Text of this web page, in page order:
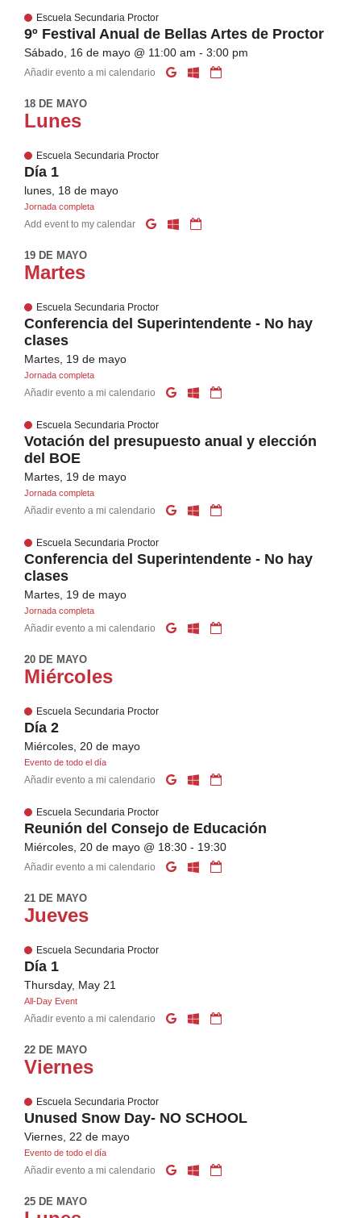
Escuela Secundaria Proctor
9º Festival Anual de Bellas Artes de Proctor
Sábado, 16 de mayo @ 11:00 am - 3:00 pm
Añadir evento a mi calendario
18 DE MAYO
Lunes
Escuela Secundaria Proctor
Día 1
lunes, 18 de mayo
Jornada completa
Add event to my calendar
19 DE MAYO
Martes
Escuela Secundaria Proctor
Conferencia del Superintendente - No hay
clases
Martes, 19 de mayo
Jornada completa
Añadir evento a mi calendario
Escuela Secundaria Proctor
Votación del presupuesto anual y elección
del BOE
Martes, 19 de mayo
Jornada completa
Añadir evento a mi calendario
Escuela Secundaria Proctor
Conferencia del Superintendente - No hay
clases
Martes, 19 de mayo
Jornada completa
Añadir evento a mi calendario
20 DE MAYO
Miércoles
Escuela Secundaria Proctor
Día 2
Miércoles, 20 de mayo
Evento de todo el día
Añadir evento a mi calendario
Escuela Secundaria Proctor
Reunión del Consejo de Educación
Miércoles, 20 de mayo @ 18:30 - 19:30
Añadir evento a mi calendario
21 DE MAYO
Jueves
Escuela Secundaria Proctor
Día 1
Thursday, May 21
All-Day Event
Añadir evento a mi calendario
22 DE MAYO
Viernes
Escuela Secundaria Proctor
Unused Snow Day- NO SCHOOL
Viernes, 22 de mayo
Evento de todo el día
Añadir evento a mi calendario
25 DE MAYO